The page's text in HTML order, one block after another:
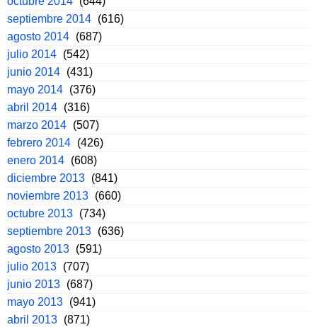
septiembre 2014 (616)
agosto 2014 (687)
julio 2014 (542)
junio 2014 (431)
mayo 2014 (376)
abril 2014 (316)
marzo 2014 (507)
febrero 2014 (426)
enero 2014 (608)
diciembre 2013 (841)
noviembre 2013 (660)
octubre 2013 (734)
septiembre 2013 (636)
agosto 2013 (591)
julio 2013 (707)
junio 2013 (687)
mayo 2013 (941)
abril 2013 (871)